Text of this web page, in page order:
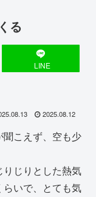
る
LINE
2025.08.12
こえず、空も少
じりとした熱気
いで、とても気